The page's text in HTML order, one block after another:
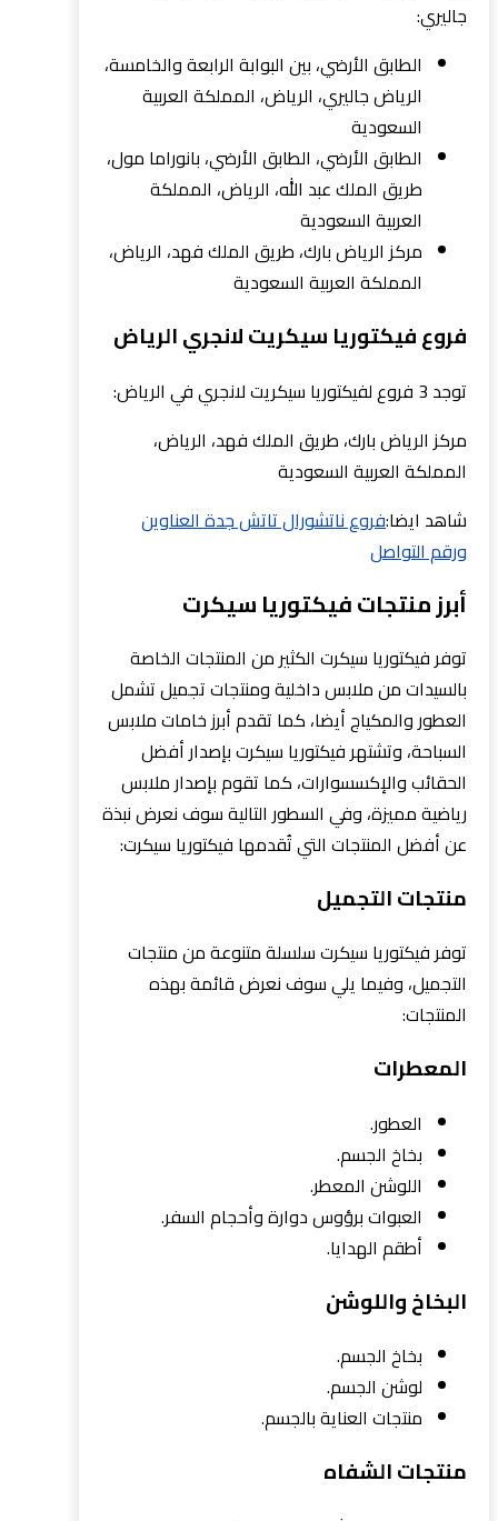
جاليري:
الطابق الأرضي، بين البوابة الرابعة والخامسة،
الرياض جاليري، الرياض، المملكة العربية
السعودية
الطابق الأرضي، الطابق الأرضي، بانوراما مول،
طريق الملك عبد الله، الرياض، المملكة
العربية السعودية
مركز الرياض بارك، طريق الملك فهد، الرياض،
المملكة العربية السعودية
فروع فيكتوريا سيكريت لانجري الرياض
توجد 3 فروع لفيكتوريا سيكريت لانجري في الرياض:
مركز الرياض بارك، طريق الملك فهد، الرياض،
المملكة العربية السعودية
شاهد ايضا:فروع ناتشورال تاتش جدة العناوين
ورقم التواصل
أبرز منتجات فيكتوريا سيكرت
توفر فيكتوريا سيكرت الكثير من المنتجات الخاصة
بالسيدات من ملابس داخلية ومنتجات تجميل تشمل
العطور والمكياج أيضا، كما تقدم أبرز خامات ملابس
السباحة، وتشتهر فيكتوريا سيكرت بإصدار أفضل
الحقائب والإكسسوارات، كما تقوم بإصدار ملابس
رياضية مميزة، وفي السطور التالية سوف نعرض نبذة
عن أفضل المنتجات التي تُقدمها فيكتوريا سيكرت:
منتجات التجميل
توفر فيكتوريا سيكرت سلسلة متنوعة من منتجات
التجميل، وفيما يلي سوف نعرض قائمة بهذه
المنتجات:
المعطرات
العطور.
بخاخ الجسم.
اللوشن المعطر.
العبوات برؤوس دوارة وأحجام السفر.
أطقم الهدايا.
البخاخ واللوشن
بخاخ الجسم.
لوشن الجسم.
منتجات العناية بالجسم.
منتجات الشفاه